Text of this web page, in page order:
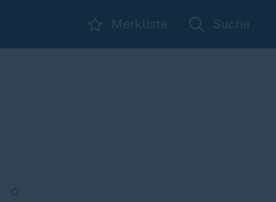
Merkliste Suche